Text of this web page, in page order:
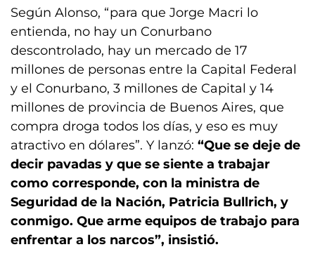
Según Alonso, “para que Jorge Macri lo
entienda, no hay un Conurbano
descontrolado, hay un mercado de 17
millones de personas entre la Capital Federal
y el Conurbano, 3 millones de Capital y 14
millones de provincia de Buenos Aires, que
compra droga todos los días, y eso es muy
atractivo en dólares”. Y lanzó: “Que se deje de
decir pavadas y que se siente a trabajar
como corresponde, con la ministra de
Seguridad de la Nación, Patricia Bullrich, y
conmigo. Que arme equipos de trabajo para
enfrentar a los narcos”, insistió.